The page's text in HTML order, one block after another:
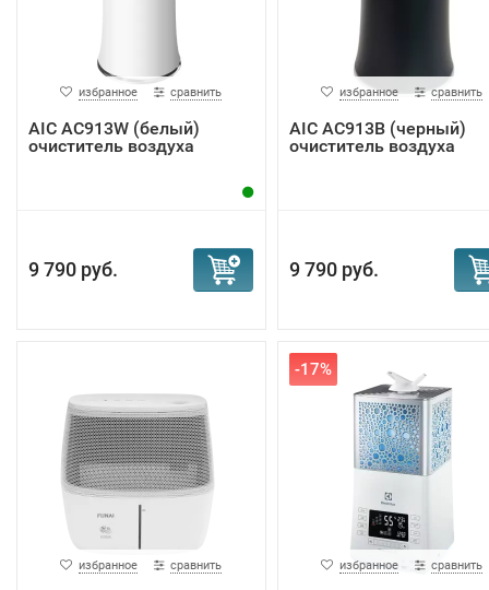
избранное сравнить
AIC AC913W (белый)
очиститель воздуха
9 790 руб.
избранное сравнить
AIC AC913B (черный)
очиститель воздуха
9 790 руб.
избранное сравнить
-17%
избранное сравнить